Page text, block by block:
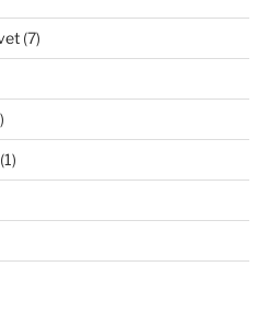
(7)